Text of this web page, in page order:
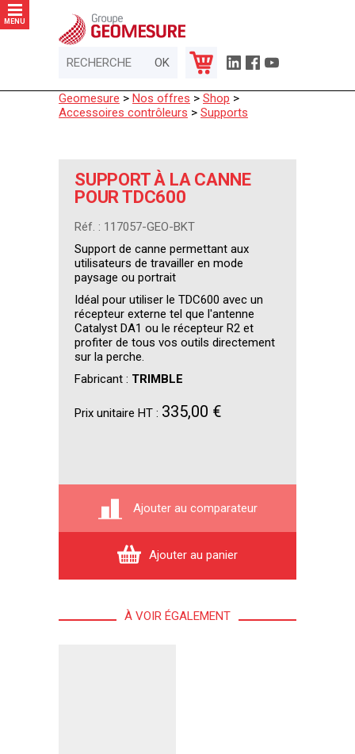
MENU
Geomesure > Nos offres > Shop >
Accessoires contrôleurs > Supports
SUPPORT À LA CANNE
POUR TDC600
Réf. : 117057-GEO-BKT
Support de canne permettant aux
utilisateurs de travailler en mode
paysage ou portrait
Idéal pour utiliser le TDC600 avec un
récepteur externe tel que l'antenne
Catalyst DA1 ou le récepteur R2 et
profiter de tous vos outils directement
sur la perche.
Fabricant : TRIMBLE
Prix unitaire HT : 335,00 €
Ajouter au comparateur
Ajouter au panier
À VOIR ÉGALEMENT
Panneau de gestion des cookies